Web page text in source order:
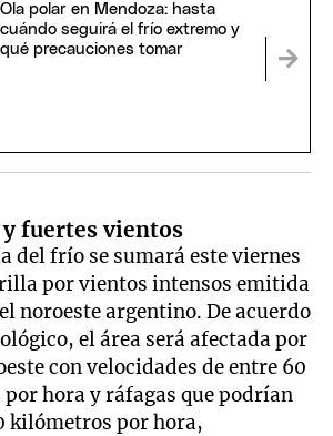
Ola polar en Mendoza: hasta
cuándo seguirá el frío extremo y
qué precauciones tomar
fuertes vientos
del frío se sumará este viernes
por vientos intensos emitida
noroeste argentino. De acuerdo
el área será afectada por
con velocidades de entre 60
hora y ráfagas que podrían
kilómetros por hora,